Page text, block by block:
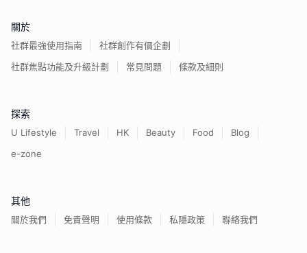
關於
社群最強使用指南
社群創作有價企劃
社群焦點功能及升級計劃
常見問題 條款及細則
探索
U Lifestyle Travel HK Beauty Food
Blog
e-zone
其他
關於我們 免責聲明 使用條款 私隱政策 聯絡我們